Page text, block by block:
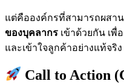
แต่คือองค์กรที่สามารถผสาน
ของบุคลากร เข้าด้วยกัน เพื่
และเข้าใจลูกค้าอย่างแท้จริง
Call to Action